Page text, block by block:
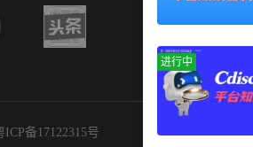
ICP备17122315号
进行中